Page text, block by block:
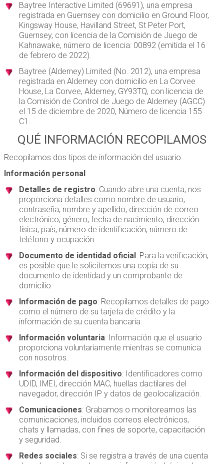
Baytree Interactive Limited (69691), una empresa
registrada en Guernsey con domicilio en Ground Floor,
Kingsway House, Havilland Street, St Peter Port,
Guernsey, con licencia de la Comisión de Juego de
Kahnawake, número de licencia: 00892 (emitida el 16
de febrero de 2022).
Baytree (Alderney) Limited (No. 2012), una empresa
registrada en Alderney con domicilio en La Corvee
House, La Corvee, Alderney, GY93TQ, con licencia de
la Comisión de Control de Juego de Alderney (AGCC)
el 15 de diciembre de 2020, Número de licencia 155
C1.
QUÉ INFORMACIÓN RECOPILAMOS
Recopilamos dos tipos de información del usuario:
Información personal
Detalles de registro: Cuando abre una cuenta, nos
proporciona detalles como nombre de usuario,
contraseña, nombre y apellido, dirección de correo
electrónico, género, fecha de nacimiento, dirección
física, país, número de identificación, número de
teléfono y ocupación.
Documento de identidad oficial : Para la verificación,
es posible que le solicitemos una copia de su
documento de identidad y un comprobante de
domicilio.
Información de pago: Recopilamos detalles de pago
como el número de su tarjeta de crédito y la
información de su cuenta bancaria.
Información voluntaria: Información que el usuario
proporciona voluntariamente mientras se comunica
con nosotros.
Información del dispositivo: Identificadores como
UDID, IMEI, dirección MAC, huellas dactilares del
navegador, dirección IP y datos de geolocalización.
Comunicaciones: Grabamos o monitoreamos las
comunicaciones, incluidos correos electrónicos,
chats y llamadas, con fines de soporte, capacitación
y seguridad.
Redes sociales: Si se registra a través de una cuenta